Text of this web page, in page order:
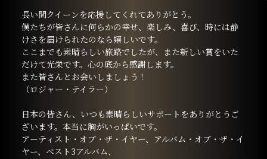
長い間クイーンを応援してくれてありがとう。
僕たちが皆さんに何らかの幸せ、楽しみ、喜び、時には静
けさを届けられたのなら嬉しいです。
ここまでも素晴らしい旅路でしたが、また新しい賞をいた
だけて光栄です。心の底から感謝します。
また皆さんとお会いしましょう！
（ロジャー・テイラー）
日本の皆さん、いつも素晴らしいサポートをありがとうご
ざいます。本当に胸がいっぱいです。
アーティスト・オブ・ザ・イヤー、アルバム・オブ・ザ・イ
ヤー、ベスト3アルバム、